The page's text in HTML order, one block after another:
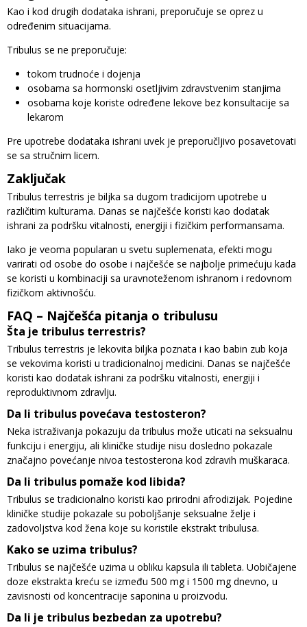
Kao i kod drugih dodataka ishrani, preporučuje se oprez u
određenim situacijama.
Tribulus se ne preporučuje:
tokom trudnoće i dojenja
osobama sa hormonski osetljivim zdravstvenim stanjima
osobama koje koriste određene lekove bez konsultacije sa
lekarom
Pre upotrebe dodataka ishrani uvek je preporučljivo posavetovati
se sa stručnim licem.
Zaključak
Tribulus terrestris je biljka sa dugom tradicijom upotrebe u
različitim kulturama. Danas se najčešće koristi kao dodatak
ishrani za podršku vitalnosti, energiji i fizičkim performansama.
Iako je veoma popularan u svetu suplemenata, efekti mogu
varirati od osobe do osobe i najčešće se najbolje primećuju kada
se koristi u kombinaciji sa uravnoteženom ishranom i redovnom
fizičkom aktivnošću.
FAQ – Najčešća pitanja o tribulusu
Šta je tribulus terrestris?
Tribulus terrestris je lekovita biljka poznata i kao babin zub koja
se vekovima koristi u tradicionalnoj medicini. Danas se najčešće
koristi kao dodatak ishrani za podršku vitalnosti, energiji i
reproduktivnom zdravlju.
Da li tribulus povećava testosteron?
Neka istraživanja pokazuju da tribulus može uticati na seksualnu
funkciju i energiju, ali kliničke studije nisu dosledno pokazale
značajno povećanje nivoa testosterona kod zdravih muškaraca.
Da li tribulus pomaže kod libida?
Tribulus se tradicionalno koristi kao prirodni afrodizijak. Pojedine
kliničke studije pokazale su poboljšanje seksualne želje i
zadovoljstva kod žena koje su koristile ekstrakt tribulusa.
Kako se uzima tribulus?
Tribulus se najčešće uzima u obliku kapsula ili tableta. Uobičajene
doze ekstrakta kreću se između 500 mg i 1500 mg dnevno, u
zavisnosti od koncentracije saponina u proizvodu.
Da li je tribulus bezbedan za upotrebu?